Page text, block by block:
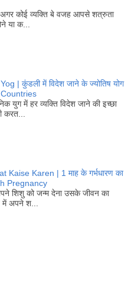
कोई व्यक्ति बे वजह आपसे शत्रुता
या क...
| कुंडली में विदेश जाने के ज्योतिष योग
युग में हर व्यक्ति विदेश जाने की इच्छा
करत...
Karen | 1 माह के गर्भधारण का
Pregnancy
शिशु को जन्म देना उसके जीवन का
में अपने श...